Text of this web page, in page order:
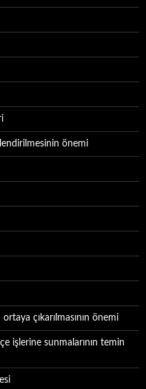
önemi
çıkarılmasının önemi
işlerine sunmalarının temin